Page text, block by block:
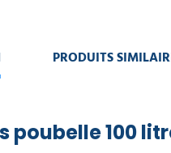
PRODUITS
poubelle 100